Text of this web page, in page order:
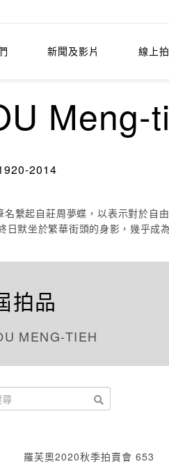
新聞及影片 線上
Meng-
2014
繫起自莊周夢蝶，以表示對於自
默坐於繁華街頭的身影，幾乎成
拍品
MENG-TIEH
羅芙奧2020秋季拍賣會 653